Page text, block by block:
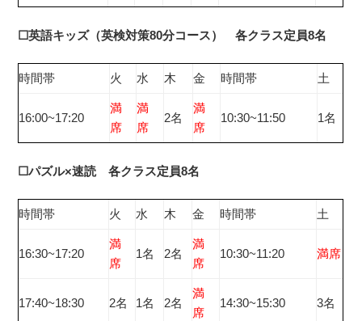
☐英語キッズ（英検対策80分コース） 各クラス定員8名
時間帯 火 水 木 金 時間帯 土
16:00~17:20
満
席
満
席
2名
満
席
10:30~11:50 1名
☐パズル×速読 各クラス定員8名
時間帯 火 水 木 金 時間帯 土
16:30~17:20
満
席
1名 2名
満
席
10:30~11:20 満席
17:40~18:30 2名 1名 2名
満
席
14:30~15:30 3名